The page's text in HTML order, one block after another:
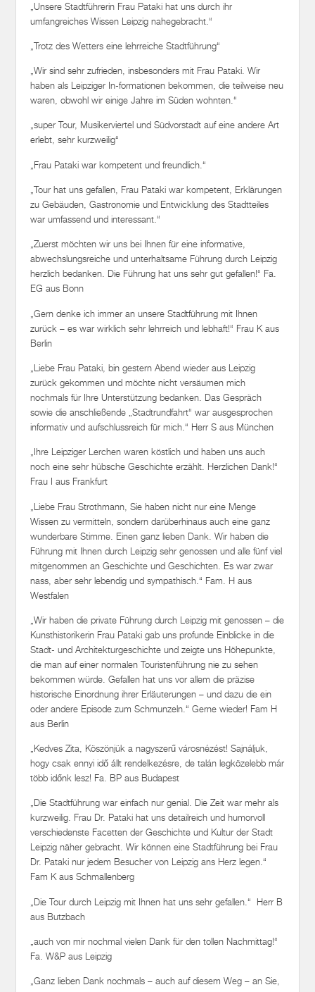
„Unsere Stadtführerin Frau Pataki hat uns durch ihr
umfangreiches Wissen Leipzig nahegebracht.“
„Trotz des Wetters eine lehrreiche Stadtführung“
„Wir sind sehr zufrieden, insbesonders mit Frau Pataki. Wir
haben als Leipziger In-formationen bekommen, die teilweise neu
waren, obwohl wir einige Jahre im Süden wohnten.“
„super Tour, Musikerviertel und Südvorstadt auf eine andere Art
erlebt, sehr kurzweilig“
„Frau Pataki war kompetent und freundlich.“
„Tour hat uns gefallen, Frau Pataki war kompetent, Erklärungen
zu Gebäuden, Gastronomie und Entwicklung des Stadtteiles
war umfassend und interessant.“
„Zuerst möchten wir uns bei Ihnen für eine informative,
abwechslungsreiche und unterhaltsame Führung durch Leipzig
herzlich bedanken. Die Führung hat uns sehr gut gefallen!“ Fa.
EG aus Bonn
„Gern denke ich immer an unsere Stadtführung mit Ihnen
zurück – es war wirklich sehr lehrreich und lebhaft!“ Frau K aus
Berlin
„Liebe Frau Pataki, bin gestern Abend wieder aus Leipzig
zurück gekommen und möchte nicht versäumen mich
nochmals für Ihre Unterstützung bedanken. Das Gespräch
sowie die anschließende „Stadtrundfahrt“ war ausgesprochen
informativ und aufschlussreich für mich.“ Herr S aus München
„Ihre Leipziger Lerchen waren köstlich und haben uns auch
noch eine sehr hübsche Geschichte erzählt. Herzlichen Dank!“
Frau I aus Frankfurt
„Liebe Frau Strothmann, Sie haben nicht nur eine Menge
Wissen zu vermitteln, sondern darüberhinaus auch eine ganz
wunderbare Stimme. Einen ganz lieben Dank. Wir haben die
Führung mit Ihnen durch Leipzig sehr genossen und alle fünf viel
mitgenommen an Geschichte und Geschichten. Es war zwar
nass, aber sehr lebendig und sympathisch.“ Fam. H aus
Westfalen
„Wir haben die private Führung durch Leipzig mit genossen – die
Kunsthistorikerin Frau Pataki gab uns profunde Einblicke in die
Stadt- und Architekturgeschichte und zeigte uns Höhepunkte,
die man auf einer normalen Touristenführung nie zu sehen
bekommen würde. Gefallen hat uns vor allem die präzise
historische Einordnung ihrer Erläuterungen – und dazu die ein
oder andere Episode zum Schmunzeln.“ Gerne wieder! Fam H
aus Berlin
„Kedves Zita, Köszönjük a nagyszerű városnézést! Sajnáljuk,
hogy csak ennyi idő állt rendelkezésre, de talán legközelebb már
több időnk lesz! Fa. BP aus Budapest
„Die Stadtführung war einfach nur genial. Die Zeit war mehr als
kurzweilig. Frau Dr. Pataki hat uns detailreich und humorvoll
verschiedenste Facetten der Geschichte und Kultur der Stadt
Leipzig näher gebracht. Wir können eine Stadtführung bei Frau
Dr. Pataki nur jedem Besucher von Leipzig ans Herz legen.“
Fam K aus Schmallenberg
„Die Tour durch Leipzig mit Ihnen hat uns sehr gefallen.“ Herr B
aus Butzbach
„auch von mir nochmal vielen Dank für den tollen Nachmittag!“
Fa. W&P aus Leipzig
„Ganz lieben Dank nochmals – auch auf diesem Weg – an Sie,